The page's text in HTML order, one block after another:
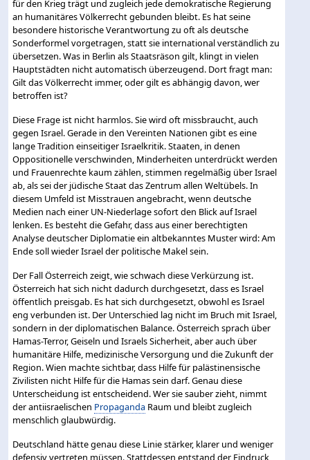
für den Krieg trägt und zugleich jede demokratische Regierung
an humanitäres Völkerrecht gebunden bleibt. Es hat seine
besondere historische Verantwortung zu oft als deutsche
Sonderformel vorgetragen, statt sie international verständlich zu
übersetzen. Was in Berlin als Staatsräson gilt, klingt in vielen
Hauptstädten nicht automatisch überzeugend. Dort fragt man:
Gilt das Völkerrecht immer, oder gilt es abhängig davon, wer
betroffen ist?
Diese Frage ist nicht harmlos. Sie wird oft missbraucht, auch
gegen Israel. Gerade in den Vereinten Nationen gibt es eine
lange Tradition einseitiger Israelkritik. Staaten, in denen
Oppositionelle verschwinden, Minderheiten unterdrückt werden
und Frauenrechte kaum zählen, stimmen regelmäßig über Israel
ab, als sei der jüdische Staat das Zentrum allen Weltübels. In
diesem Umfeld ist Misstrauen angebracht, wenn deutsche
Medien nach einer UN-Niederlage sofort den Blick auf Israel
lenken. Es besteht die Gefahr, dass aus einer berechtigten
Analyse deutscher Diplomatie ein altbekanntes Muster wird: Am
Ende soll wieder Israel der politische Makel sein.
Der Fall Österreich zeigt, wie schwach diese Verkürzung ist.
Österreich hat sich nicht dadurch durchgesetzt, dass es Israel
öffentlich preisgab. Es hat sich durchgesetzt, obwohl es Israel
eng verbunden ist. Der Unterschied lag nicht im Bruch mit Israel,
sondern in der diplomatischen Balance. Österreich sprach über
Hamas-Terror, Geiseln und Israels Sicherheit, aber auch über
humanitäre Hilfe, medizinische Versorgung und die Zukunft der
Region. Wien machte sichtbar, dass Hilfe für palästinensische
Zivilisten nicht Hilfe für die Hamas sein darf. Genau diese
Unterscheidung ist entscheidend. Wer sie sauber zieht, nimmt
der antiisraelischen Propaganda Raum und bleibt zugleich
menschlich glaubwürdig.
Deutschland hätte genau diese Linie stärker, klarer und weniger
defensiv vertreten müssen. Stattdessen entstand der Eindruck